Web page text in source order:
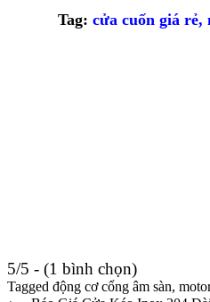
Tag: cửa cuốn giá rẻ,
5/5 - (1 bình chọn)
Tagged động cơ cổng âm sàn,